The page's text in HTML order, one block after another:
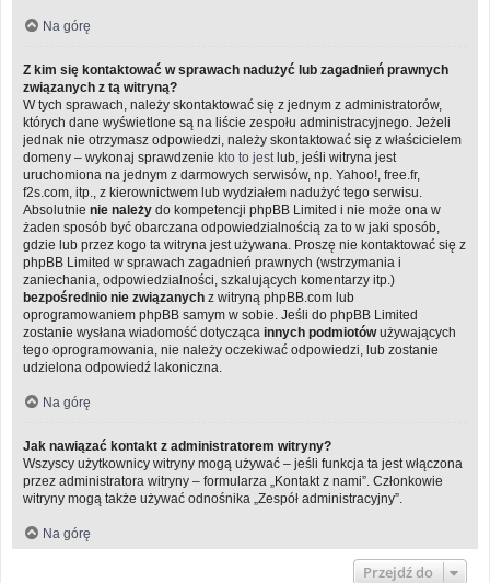
Na górę
Z kim się kontaktować w sprawach nadużyć lub zagadnień prawnych
związanych z tą witryną?
W tych sprawach, należy skontaktować się z jednym z administratorów,
których dane wyświetlone są na liście zespołu administracyjnego. Jeżeli
jednak nie otrzymasz odpowiedzi, należy skontaktować się z właścicielem
domeny – wykonaj sprawdzenie kto to jest lub, jeśli witryna jest
uruchomiona na jednym z darmowych serwisów, np. Yahoo!, free.fr,
f2s.com, itp., z kierownictwem lub wydziałem nadużyć tego serwisu.
Absolutnie nie należy do kompetencji phpBB Limited i nie może ona w
żaden sposób być obarczana odpowiedzialnością za to w jaki sposób,
gdzie lub przez kogo ta witryna jest używana. Proszę nie kontaktować się z
phpBB Limited w sprawach zagadnień prawnych (wstrzymania i
zaniechania, odpowiedzialności, szkalujących komentarzy itp.)
bezpośrednio nie związanych z witryną phpBB.com lub
oprogramowaniem phpBB samym w sobie. Jeśli do phpBB Limited
zostanie wysłana wiadomość dotycząca innych podmiotówużywających
tego oprogramowania, nie należy oczekiwać odpowiedzi, lub zostanie
udzielona odpowiedź lakoniczna.
Na górę
Jak nawiązać kontakt z administratorem witryny?
Wszyscy użytkownicy witryny mogą używać – jeśli funkcja ta jest włączona
przez administratora witryny – formularza „Kontakt z nami”. Członkowie
witryny mogą także używać odnośnika „Zespół administracyjny”.
Na górę
Przejdź do